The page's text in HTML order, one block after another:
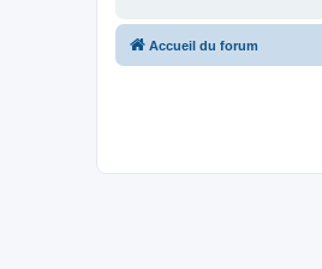
Accueil du forum